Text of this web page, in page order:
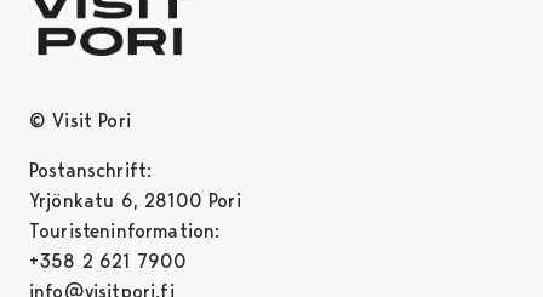
© Visit Pori
Postanschrift:
Yrjönkatu 6, 28100 Pori
Touristeninformation:
+358 2 621 7900
info@visitpori.fi